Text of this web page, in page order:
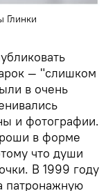
Глинки
— "слишком
в очень
и фотографии.
в форме
что души
В 1999 году
патронажную